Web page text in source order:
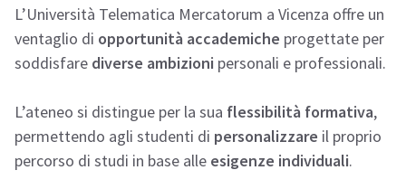
L’Università Telematica Mercatorum a Vicenza offre un
ventaglio di opportunità accademiche progettate per
soddisfare diverse ambizioni personali e professionali.
L’ateneo si distingue per la sua flessibilità formativa,
permettendo agli studenti di personalizzare il proprio
percorso di studi in base alle esigenze individuali.